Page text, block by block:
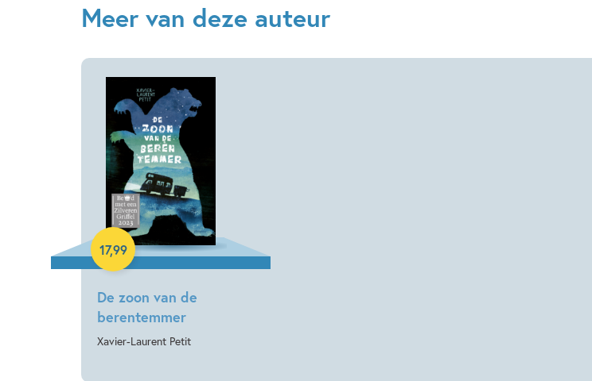
Meer van deze auteur
De zoon van de
berentemmer
Xavier-Laurent Petit
17,99
Hardcover